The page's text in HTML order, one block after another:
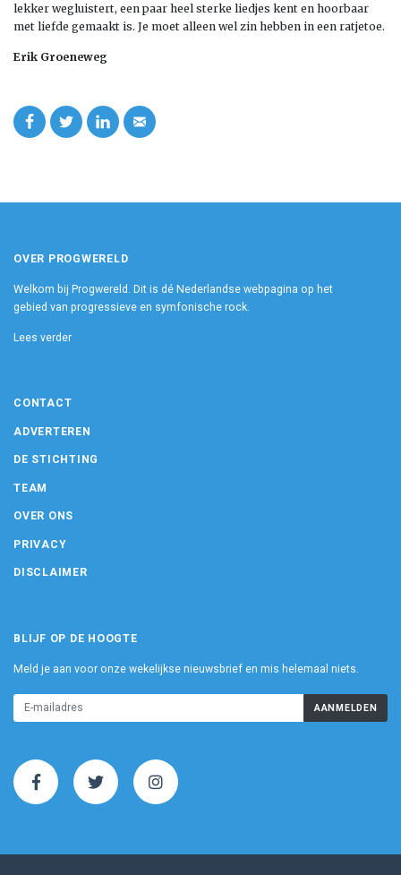
lekker wegluistert, een paar heel sterke liedjes kent en hoorbaar
met liefde gemaakt is. Je moet alleen wel zin hebben in een ratjetoe.
Erik Groeneweg
OVER PROGWERELD
Welkom bij Progwereld. Dit is dé Nederlandse webpagina op het
gebied van progressieve en symfonische rock.
Lees verder
CONTACT
ADVERTEREN
DE STICHTING
TEAM
OVER ONS
PRIVACY
DISCLAIMER
BLIJF OP DE HOOGTE
Meld je aan voor onze wekelijkse nieuwsbrief en mis helemaal niets.
AANMELDEN